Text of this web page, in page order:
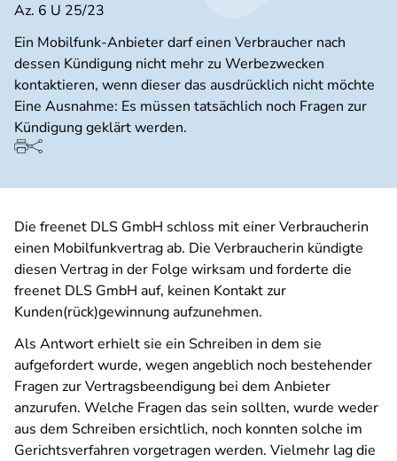
Az. 6 U 25/23
Ein Mobilfunk-Anbieter darf einen Verbraucher nach
dessen Kündigung nicht mehr zu Werbezwecken
kontaktieren, wenn dieser das ausdrücklich nicht möchte
Eine Ausnahme: Es müssen tatsächlich noch Fragen zur
Kündigung geklärt werden.
Die freenet DLS GmbH schloss mit einer Verbraucherin
einen Mobilfunkvertrag ab. Die Verbraucherin kündigte
diesen Vertrag in der Folge wirksam und forderte die
freenet DLS GmbH auf, keinen Kontakt zur
Kunden(rück)gewinnung aufzunehmen.
Als Antwort erhielt sie ein Schreiben in dem sie
aufgefordert wurde, wegen angeblich noch bestehender
Fragen zur Vertragsbeendigung bei dem Anbieter
anzurufen. Welche Fragen das sein sollten, wurde weder
aus dem Schreiben ersichtlich, noch konnten solche im
Gerichtsverfahren vorgetragen werden. Vielmehr lag die